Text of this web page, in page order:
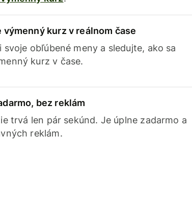
výmenný kurz v reálnom čase
svoje obľúbené meny a sledujte, ako sa
kurz v čase.
bez reklám
trvá len pár sekúnd. Je úplne zadarmo a
reklám.